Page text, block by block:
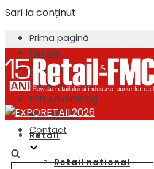
Sari la conținut
Prima pagină
Despre
About us
Publicitate B2B
B2B Advertising
Newsletter
Contact
Retail
Retail national